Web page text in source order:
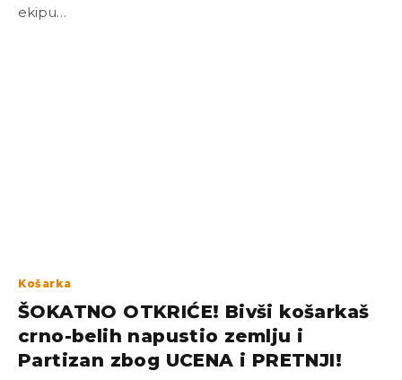
ekipu…
Košarka
ŠOKATNO OTKRIĆE! Bivši košarkaš
crno-belih napustio zemlju i
Partizan zbog UCENA i PRETNJI!